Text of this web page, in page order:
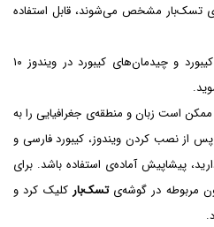
تسک‌بار مشخص می‌شوند، قابل استفاده
در این مقاله به روش اضافه کردن کیبورد و چیدمان‌های کیبورد در ویندوز ۱۰
می‌کنید، ممکن است زبان و منطقه‌ی جغرافیایی را به
از نصب کردن ویندوز، کیبورد فارسی و
پیشاپیش آماده‌ی استفاده باشد. برای
مربوطه در گوشه‌یتسک‌بار کلیک کرد و